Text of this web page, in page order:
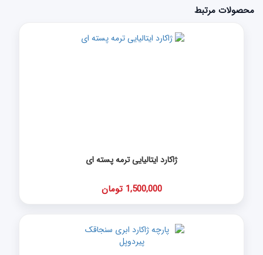
محصولات مرتبط
ژاکارد ایتالیایی ترمه پسته ای
1,500,000 تومان